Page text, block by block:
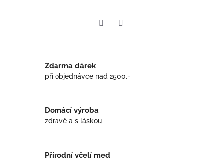
Zdarma dárek
při objednávce nad 2500,-
Domácí výroba
zdravě a s láskou
Přírodní včelí med